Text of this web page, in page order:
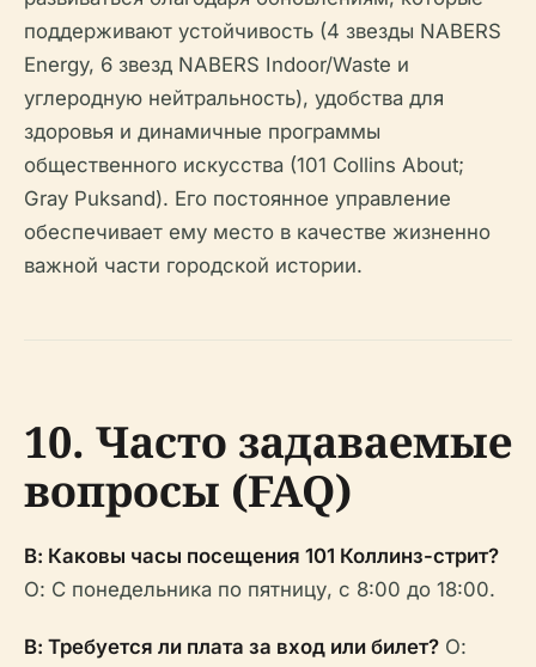
поддерживают устойчивость (4 звезды NABERS
Energy, 6 звезд NABERS Indoor/Waste и
углеродную нейтральность), удобства для
здоровья и динамичные программы
общественного искусства (101 Collins About;
Gray Puksand). Его постоянное управление
обеспечивает ему место в качестве жизненно
важной части городской истории.
10. Часто задаваемые
вопросы (FAQ)
В: Каковы часы посещения 101 Коллинз-стрит?
О: С понедельника по пятницу, с 8:00 до 18:00.
В: Требуется ли плата за вход или билет? О: